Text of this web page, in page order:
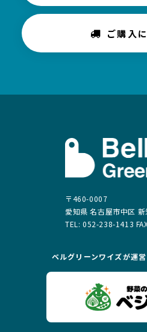
ご購入
〒460-0007
愛知県 名古屋市中区
TEL: 052-238-1413
ベルグリーンワイズが運